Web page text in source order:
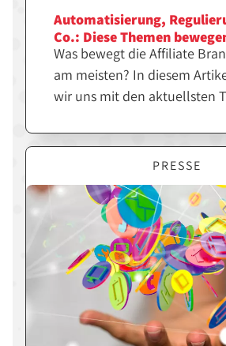
Automatisierung,
Co.: Diese Themen
Affiliate Branche aktuell
Was bewegt die Affiliate
am meisten? In diesem
wir uns mit den aktuellsten
beschäftigen. Von neuen
Automatisierung bis hin zur
durch DSGVO und Co. -
to-date!
PRESSE